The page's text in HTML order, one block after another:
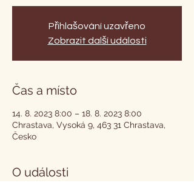
Přihlašování uzavřeno
Zobrazit další události
Čas a místo
14. 8. 2023 8:00 – 18. 8. 2023 8:00
Chrastava, Vysoká 9, 463 31 Chrastava,
Česko
O události